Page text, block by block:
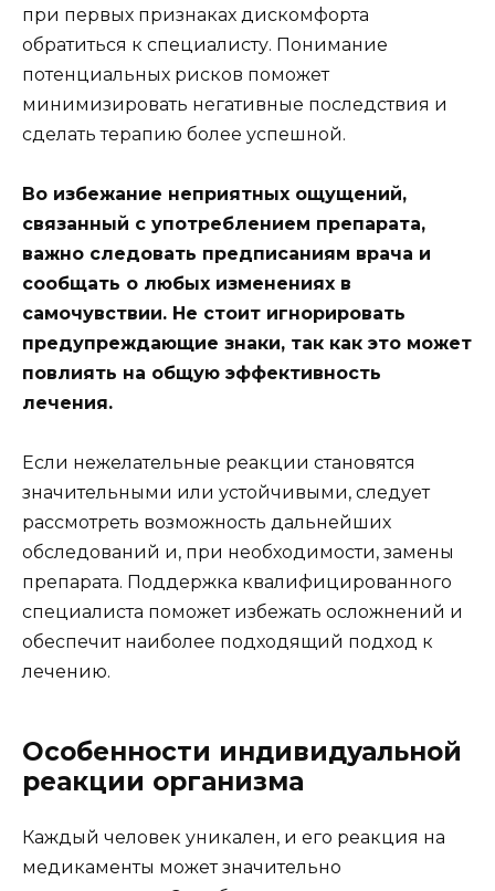
при первых признаках дискомфорта
обратиться к специалисту. Понимание
потенциальных рисков поможет
минимизировать негативные последствия и
сделать терапию более успешной.
Во избежание неприятных ощущений,
связанный с употреблением препарата,
важно следовать предписаниям врача и
сообщать о любых изменениях в
самочувствии. Не стоит игнорировать
предупреждающие знаки, так как это может
повлиять на общую эффективность
лечения.
Если нежелательные реакции становятся
значительными или устойчивыми, следует
рассмотреть возможность дальнейших
обследований и, при необходимости, замены
препарата. Поддержка квалифицированного
специалиста поможет избежать осложнений и
обеспечит наиболее подходящий подход к
лечению.
Особенности индивидуальной
реакции организма
Каждый человек уникален, и его реакция на
медикаменты может значительно